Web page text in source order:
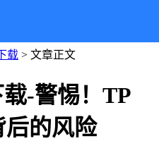
载 > 文章正文
-警惕！TP
的风险